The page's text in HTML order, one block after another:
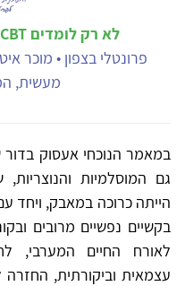
לא רק לומדים CBT מפתחים חשיבה קלינית
פרונטלי בצפון • מוכר
מעשית,
במאמר הנוכחי אעסוק בדור
גם המוסלמיות
הייתה כרוכה במאבק, ויחד
בקשיים נפשיים מרובים
לאורח החיים המערבי,
עצמאית וביקורתית,